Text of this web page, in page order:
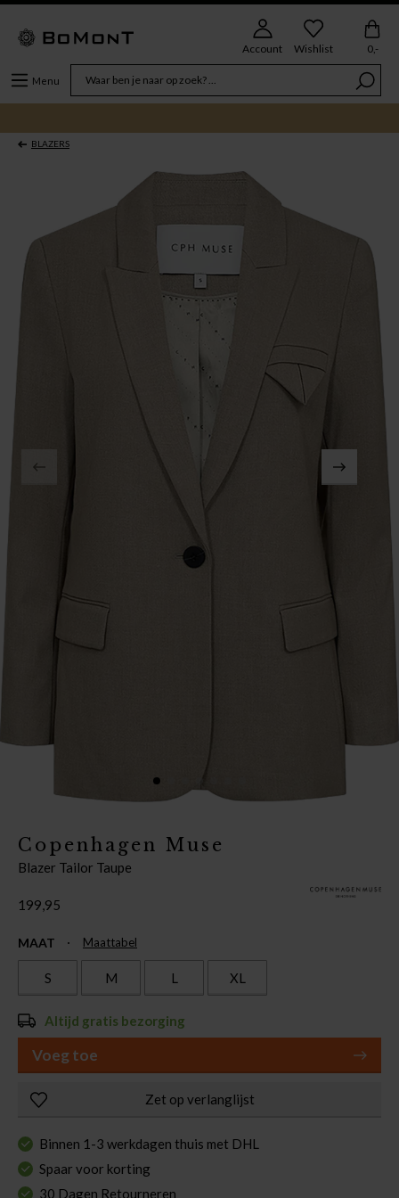
Menu
Account Wishlist 0,-
BLAZERS
Copenhagen Muse
Blazer Tailor Taupe
199,95
MAAT Maattabel
S M L XL
Altijd gratis bezorging
Voeg toe
Zet op verlanglijst
Binnen 1-3 werkdagen thuis met DHL
Spaar voor korting
30 Dagen Retourneren